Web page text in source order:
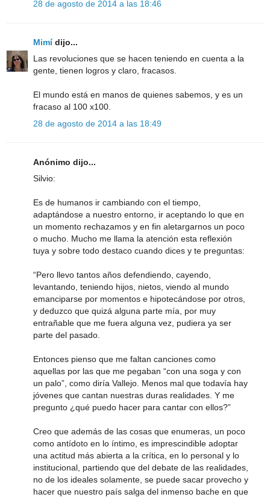
28 de agosto de 2014 a las 18:46
Mimídijo...
Las revoluciones que se hacen teniendo en cuenta a la
gente, tienen logros y claro, fracasos.
El mundo está en manos de quienes sabemos, y es un
fracaso al 100 x100.
28 de agosto de 2014 a las 18:49
Anónimo dijo...
Silvio:
Es de humanos ir cambiando con el tiempo,
adaptándose a nuestro entorno, ir aceptando lo que en
un momento rechazamos y en fin aletargarnos un poco
o mucho. Mucho me llama la atención esta reflexión
tuya y sobre todo destaco cuando dices y te preguntas:
“Pero llevo tantos años defendiendo, cayendo,
levantando, teniendo hijos, nietos, viendo al mundo
emanciparse por momentos e hipotecándose por otros,
y deduzco que quizá alguna parte mía, por muy
entrañable que me fuera alguna vez, pudiera ya ser
parte del pasado.
Entonces pienso que me faltan canciones como
aquellas por las que me pegaban “con una soga y con
un palo”, como diría Vallejo. Menos mal que todavía hay
jóvenes que cantan nuestras duras realidades. Y me
pregunto ¿qué puedo hacer para cantar con ellos?”
Creo que además de las cosas que enumeras, un poco
como antídoto en lo íntimo, es imprescindible adoptar
una actitud más abierta a la crítica, en lo personal y lo
institucional, partiendo que del debate de las realidades,
no de los ideales solamente, se puede sacar provecho y
hacer que nuestro país salga del inmenso bache en que